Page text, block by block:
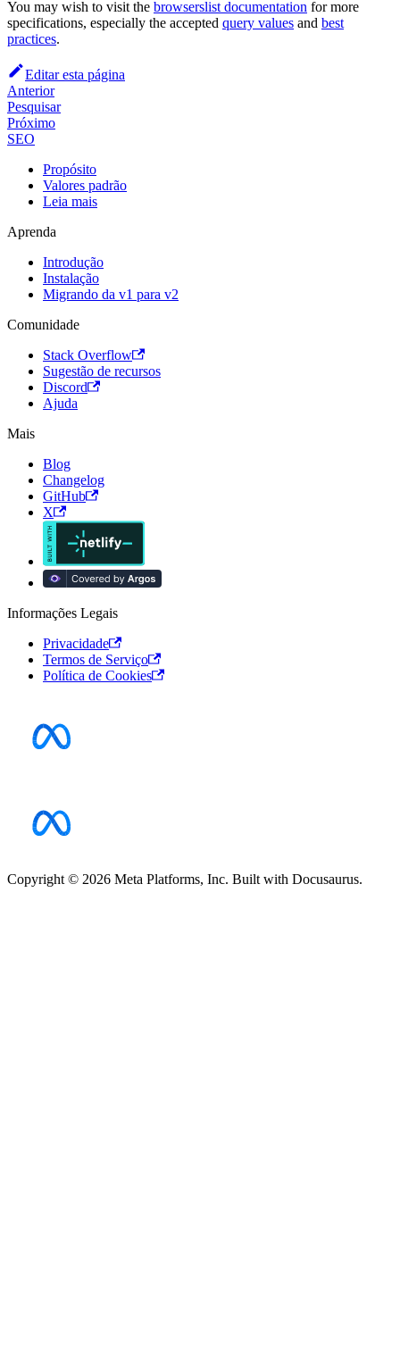
You may wish to visit the browserslist documentation for more
specifications, especially the accepted query values and best
practices.
Editar esta página
Anterior
Pesquisar
Próximo
SEO
Propósito
Valores padrão
Leia mais
Aprenda
Introdução
Instalação
Migrando da v1 para v2
Comunidade
Stack Overflow
Sugestão de recursos
Discord
Ajuda
Mais
Blog
Changelog
GitHub
X
Informações Legais
Privacidade
Termos de Serviço
Política de Cookies
Copyright © 2026 Meta Platforms, Inc. Built with Docusaurus.